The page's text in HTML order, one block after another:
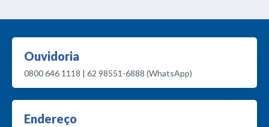
Ouvidoria
0800 646 1118 | 62 98551-6888 (WhatsApp)
Endereço